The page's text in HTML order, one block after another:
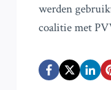
werden
coalitie met